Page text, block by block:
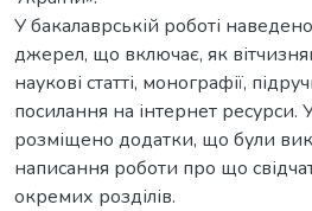
У бакалаврській роботі
джерел, що включає, як
наукові статті, монографії,
посилання на інтернет ресурси.
розміщено додатки, що були
написання роботи про що
окремих розділів.